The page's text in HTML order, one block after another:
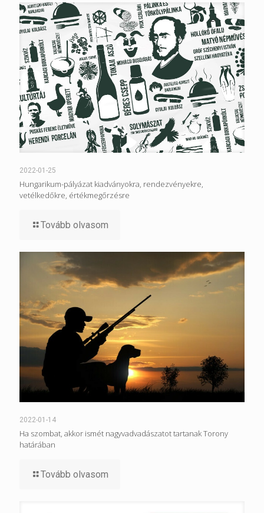
2022-01-25
Hungarikum-pályázat kiadványokra, rendezvényekre,
vetélkedőkre, értékmegőrzésre
Tovább olvasom
2022-01-14
Ha szombat, akkor ismét nagyvadvadászatot tartanak Torony
határában
Tovább olvasom